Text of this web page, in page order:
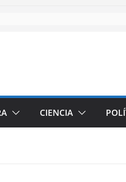
CIENCIA